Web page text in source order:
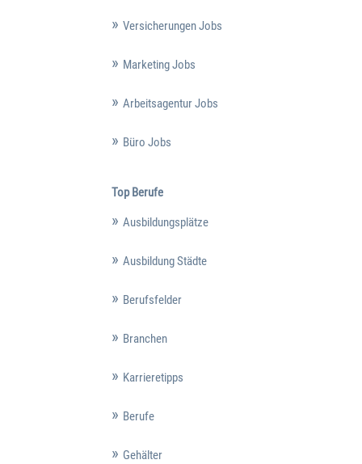
Versicherungen Jobs
Marketing Jobs
Arbeitsagentur Jobs
Büro Jobs
Top Berufe
Ausbildungsplätze
Ausbildung Städte
Berufsfelder
Branchen
Karrieretipps
Berufe
Gehälter